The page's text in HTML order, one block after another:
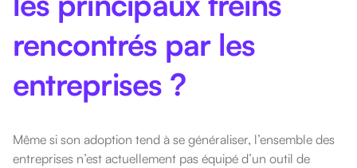
rencontrés par les
entreprises ?
Même si son adoption tend à se généraliser, l’ensemble des
entreprises n’est actuellement pas équipé d’un outil de